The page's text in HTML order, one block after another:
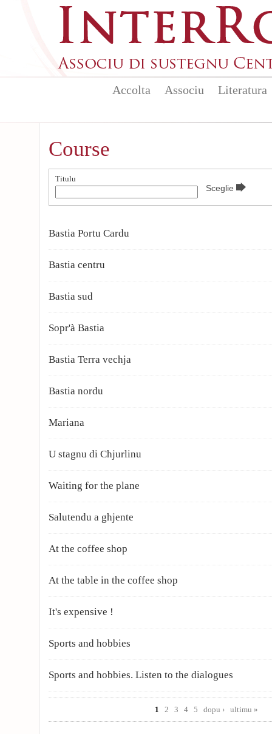
Accolta Associu Literatura
Course
Titulu
Bastia Portu Cardu
Bastia centru
Bastia sud
Sopr'à Bastia
Bastia Terra vechja
Bastia nordu
Mariana
U stagnu di Chjurlinu
Waiting for the plane
Salutendu a ghjente
At the coffee shop
At the table in the coffee shop
It's expensive !
Sports and hobbies
Sports and hobbies. Listen to the dialogues
1
2 3 4 5 dopu › ultimu »